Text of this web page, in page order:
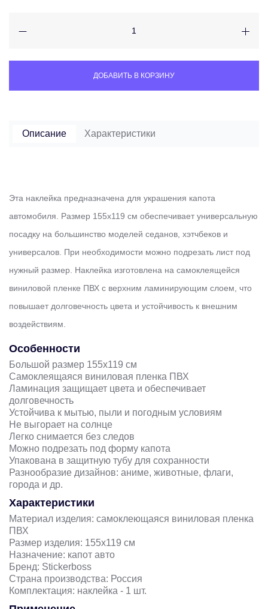
ДОБАВИТЬ В КОРЗИНУ
Описание Характеристики
Эта наклейка предназначена для украшения капота
автомобиля. Размер 155х119 см обеспечивает универсальную
посадку на большинство моделей седанов, хэтчбеков и
универсалов. При необходимости можно подрезать лист под
нужный размер. Наклейка изготовлена на самоклеящейся
виниловой пленке ПВХ с верхним ламинирующим слоем, что
повышает долговечность цвета и устойчивость к внешним
воздействиям.
Особенности
Большой размер 155х119 см
Самоклеящаяся виниловая пленка ПВХ
Ламинация защищает цвета и обеспечивает
долговечность
Устойчива к мытью, пыли и погодным условиям
Не выгорает на солнце
Легко снимается без следов
Можно подрезать под форму капота
Упакована в защитную тубу для сохранности
Разнообразие дизайнов: аниме, животные, флаги,
города и др.
Характеристики
Материал изделия: самоклеющаяся виниловая пленка
ПВХ
Размер изделия: 155х119 см
Назначение: капот авто
Бренд: Stickerboss
Страна производства: Россия
Комплектация: наклейка - 1 шт.